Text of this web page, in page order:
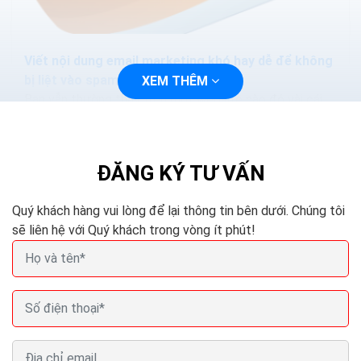
Viết nội dung email marketing khó hay dễ để không
bị liệt vào spam
Bạn vẫn thường thấy trên một website nào đó vài cái
XEM THÊM
ĐĂNG KÝ TƯ VẤN
Quý khách hàng vui lòng để lại thông tin bên dưới. Chúng tôi
sẽ liên hệ với Quý khách trong vòng ít phút!